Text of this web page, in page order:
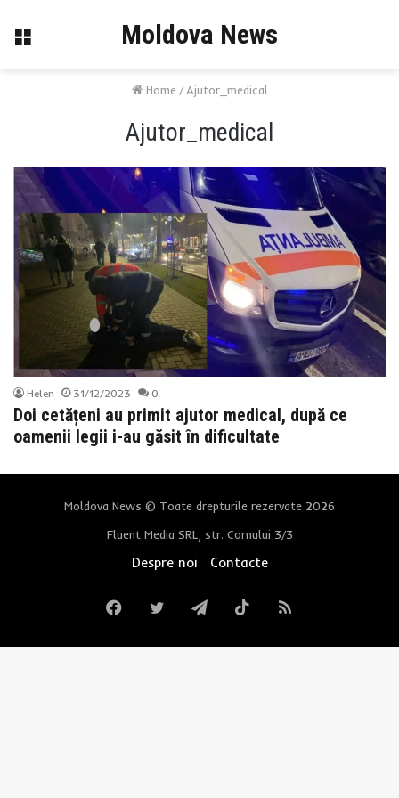
Menu Moldova News
Home / Ajutor_medical
Ajutor_medical
Helen 31/12/2023 0
Doi cetățeni au primit ajutor medical, după ce
oamenii legii i-au găsit în dificultate
Moldova News © Toate drepturile rezervate 2026
Fluent Media SRL, str. Cornului 3/3
Despre noi Contacte
FacebookTwitterTelegramTikTokRSS